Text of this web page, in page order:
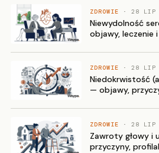
ZDROWIE · 28 LIP
Niewydolność
objawy, leczenie
ZDROWIE · 28 LIP
Niedokrwistość
— objawy,
ZDROWIE · 28 LIP
Zawroty głowy i
przyczyny,